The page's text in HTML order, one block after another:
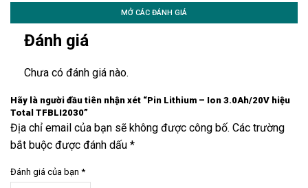
MỞ CÁC ĐÁNH GIÁ
Đánh giá
Chưa có đánh giá nào.
Hãy là người đầu tiên nhận xét “Pin Lithium – Ion 3.0Ah/20V hiệu
Total TFBLI2030”
Địa chỉ email của bạn sẽ không được công bố. Các trường
bắt buộc được đánh dấu *
Đánh giá của bạn *